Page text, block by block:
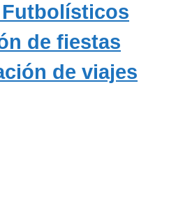
de fiestas
de viajes